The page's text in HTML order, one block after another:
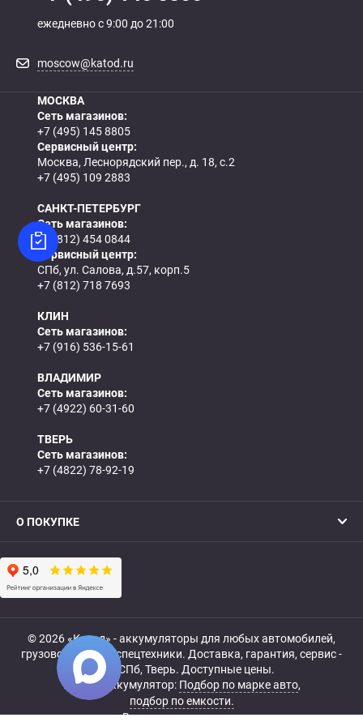
ежедневно с 9:00 до 21:00
moscow@katod.ru
МОСКВА
Сеть магазинов:
+7 (495) 145 8805
Сервисный центр:
Москва, Леснорядский пер., д. 18, с.2
+7 (495) 109 2883
САНКТ-ПЕТЕРБУРГ
Сеть магазинов:
+7 (812) 454 0844
Сервисный центр:
СПб, ул. Салова, д.57, корп.5
+7 (812) 718 7693
КЛИН
Сеть магазинов:
+7 (916) 536-15-61
ВЛАДИМИР
Сеть магазинов:
+7 (4922) 60-31-60
ТВЕРЬ
Сеть магазинов:
+7 (4822) 78-92-19
О ПОКУПКЕ
© 2026 «Катод» - аккумуляторы для любых автомобилей,
грузовой, мото- и спецтехники. Доставка, гарантия, сервис -
МСК, СПб, Тверь. Доступные цены.
Купить аккумулятор: Подбор по марке авто,
подбор по емкости.
Все права защищены.